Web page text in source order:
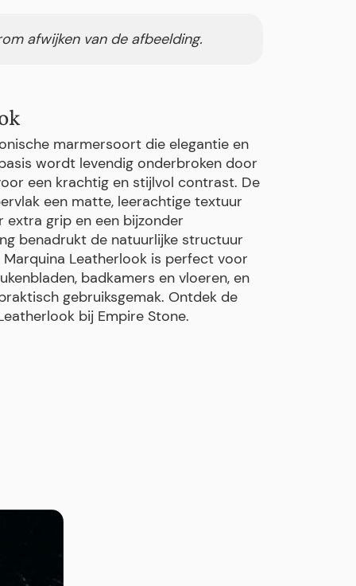
afwijken van de afbeelding.
marmersoort die elegantie en
wordt levendig onderbroken door
een krachtig en stijlvol contrast. De
een matte, leerachtige textuur
grip en een bijzonder
benadrukt de natuurlijke structuur
Leatherlook is perfect voor
badkamers en vloeren, en
gebruiksgemak. Ontdek de
bij Empire Stone.